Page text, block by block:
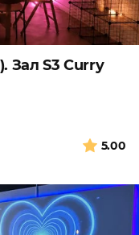
Зал S3 Curry
5.00